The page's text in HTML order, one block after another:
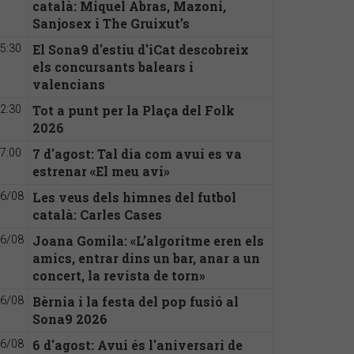
català: Miquel Abras, Mazoni,
Sanjosex i The Gruixut’s
El Sona9 d'estiu d'iCat descobreix
els concursants balears i
valencians
Tot a punt per la Plaça del Folk
2026
7 d'agost: Tal dia com avui es va
estrenar «El meu avi»
08
Les veus dels himnes del futbol
català: Carles Cases
08
Joana Gomila: «L’algoritme eren els
amics, entrar dins un bar, anar a un
concert, la revista de torn»
08
Bèrnia i la festa del pop fusió al
Sona9 2026
08
6 d'agost: Avui és l'aniversari de